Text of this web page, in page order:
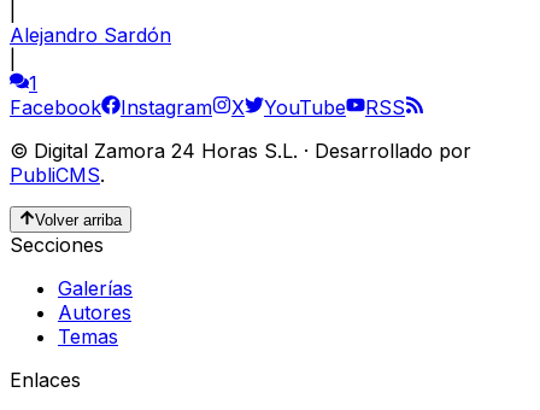
Alejandro Sardón
1
Facebook
Instagram X YouTube
RSS
© Digital Zamora 24 Horas S.L. · Desarrollado por
PubliCMS.
Volver arriba
Secciones
Galerías
Autores
Temas
Enlaces